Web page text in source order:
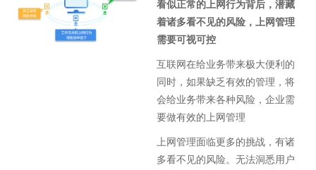
看似正常的上网行为背后，潜藏
着诸多看不见的风险，上网管理
需要可视可控
互联网在给业务带来极大便利的
同时，如果缺乏有效的管理，将
会给业务带来各种风险，企业需
要做有效的上网管理
上网管理面临更多的挑战，有诸
多看不见的风险。无法洞悉用户